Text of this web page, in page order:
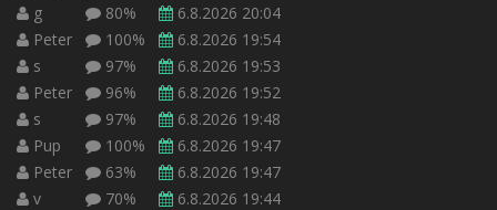
g
80%
6.8.2026 20:04
Peter
100%
6.8.2026 19:54
s
97%
6.8.2026 19:53
Peter
96%
6.8.2026 19:52
s
97%
6.8.2026 19:48
Pup
100%
6.8.2026 19:47
Peter
63%
6.8.2026 19:47
v
70%
6.8.2026 19:44